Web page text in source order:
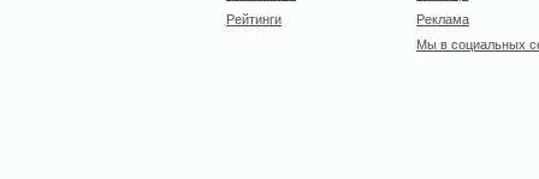
Рейтинги
Реклама
Мы в социальных